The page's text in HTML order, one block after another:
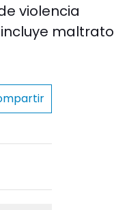
violencia
maltrato